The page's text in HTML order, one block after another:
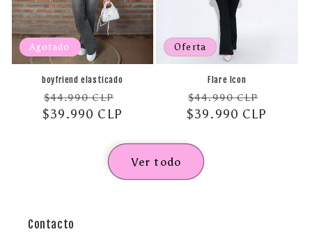
Agotado
boyfriend elasticado
Precio
habitual
$44.990 CLP
de
$39.990 CLP
Oferta
Flare Icon
Precio
habitual
$44.990 CLP
$39.990 CLP
Ver todo
Contacto